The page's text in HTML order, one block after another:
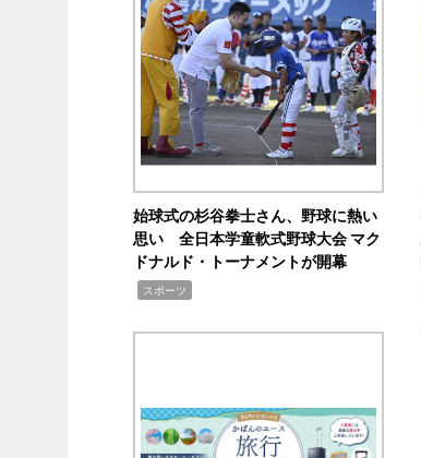
始球式の杉谷拳士さん、野球に熱い
思い 全日本学童軟式野球大会 マク
ドナルド・トーナメントが開幕
スポーツ